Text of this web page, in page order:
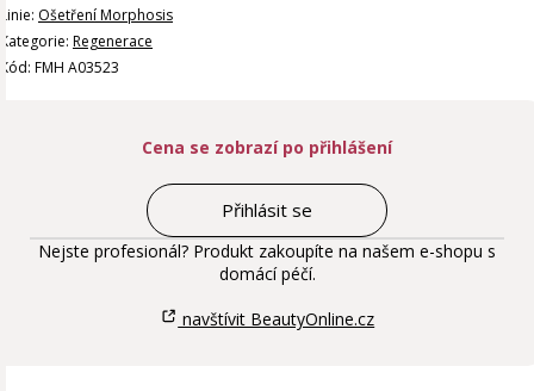
Linie: Ošetření Morphosis
Kategorie: Regenerace
Kód: FMH A03523
Cena se zobrazí po přihlášení
Přihlásit se
Nejste profesionál? Produkt zakoupíte na našem e-shopu s
domácí péčí.
navštívit BeautyOnline.cz